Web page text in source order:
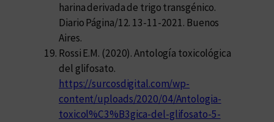
harina derivada de trigo transgénico.
Diario Página/12. 13-11-2021. Buenos
Aires.
Rossi E.M. (2020). Antología toxicológica
del glifosato.
https://surcosdigital.com/wp-
content/uploads/2020/04/Antologia-
toxicol%C3%B3gica-del-glifosato-5-